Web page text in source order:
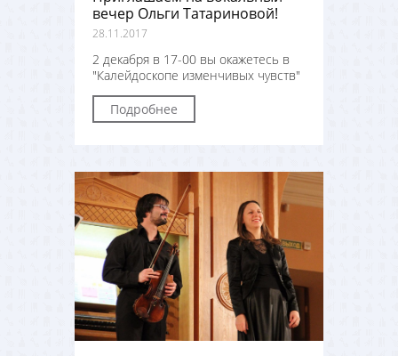
вечер Ольги Татариновой!
28.11.2017
2 декабря в 17-00 вы окажетесь в
"Калейдоскопе изменчивых чувств"
Подробнее